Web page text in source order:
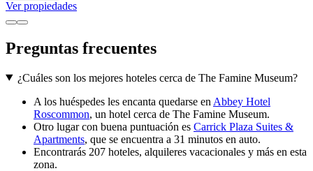
Ver propiedades
Preguntas frecuentes
¿Cuáles son los mejores hoteles cerca de The Famine Museum?
A los huéspedes les encanta quedarse en Abbey Hotel
Roscommon, un hotel cerca de The Famine Museum.
Otro lugar con buena puntuación es Carrick Plaza Suites &
Apartments, que se encuentra a 31 minutos en auto.
Encontrarás 207 hoteles, alquileres vacacionales y más en esta
zona.